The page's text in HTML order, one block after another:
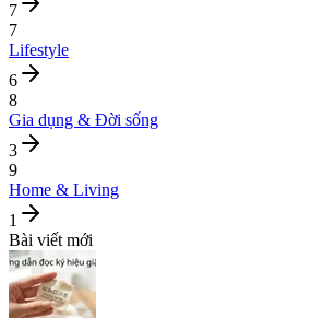
7
7
Lifestyle
6
8
Gia dụng & Đời sống
3
9
Home & Living
1
Bài viết mới